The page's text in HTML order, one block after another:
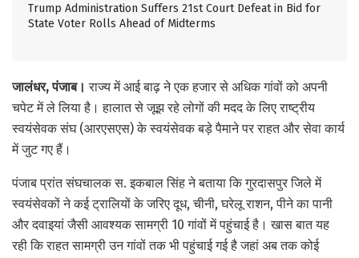
Trump Administration Suffers 21st Court Defeat in Bid for
State Voter Rolls Ahead of Midterms
जालंधर, पंजाब। राज्य में आई बाढ़ ने एक हजार से अधिक गांवों को अपनी
चपेट में ले लिया है। हालात से जूझ रहे लोगों की मदद के लिए राष्ट्रीय
स्वयंसेवक संघ (आरएसएस) के स्वयंसेवक बड़े पैमाने पर राहत और सेवा कार्य
में जुट गए हैं।
पंजाब प्रांत संघचालक स. इकबाल सिंह ने बताया कि गुरदासपुर जिले में
स्वयंसेवकों ने कई ट्रालियों के जरिए दूध, चीनी, घरेलू राशन, पीने का पानी
और दवाइयां जैसी आवश्यक सामग्री 10 गांवों में पहुंचाई है। खास बात यह
रही कि राहत सामग्री उन गांवों तक भी पहुंचाई गई है जहां अब तक कोई